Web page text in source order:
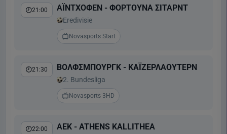
21:00 ΑΪΝΤΧΟΦΕΝ - ΦΟΡΤΟΥΝΑ ΣΙΤΑΡΝΤ
Eredivisie
Novasports Start
21:30 ΒΟΛΦΣΜΠΟΥΡΓΚ - ΚΑΪΖΕΡΛΑΟΥΤΕΡΝ
2. Bundesliga
Novasports 3HD
22:00 ΑΕΚ - ATHENS KALLITHEA